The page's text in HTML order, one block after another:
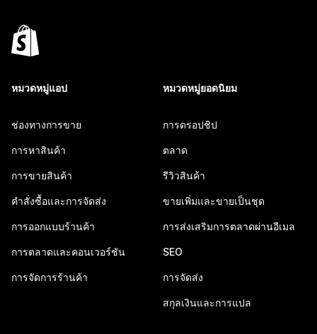
หมวดหมู่แอป
ช่องทางการขาย
การหาสินค้า
การขายสินค้า
คำสั่งซื้อและการจัดส่ง
การออกแบบร้านค้า
การตลาดและคอนเวอร์ชัน
การจัดการร้านค้า
หมวดหมู่ยอดนิยม
การดรอปชิป
ตลาด
รีวิวสินค้า
ขายเพิ่มและขายเป็นชุด
การส่งเสริมการตลาดผ่านอีเมล
SEO
การจัดส่ง
สกุลเงินและการแปล